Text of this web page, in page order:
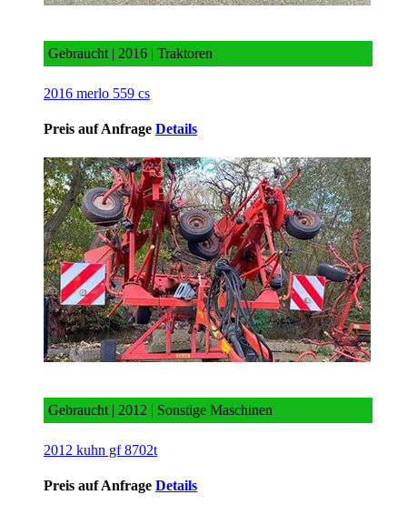
Gebraucht | 2016 | Traktoren
2016 merlo 559 cs
Preis auf Anfrage Details
Gebraucht | 2012 | Sonstige Maschinen
2012 kuhn gf 8702t
Preis auf Anfrage Details